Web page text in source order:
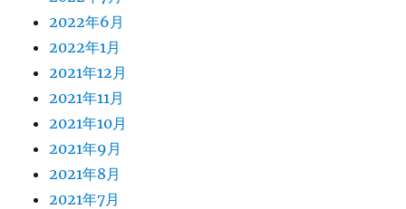
2022年6月
2022年1月
2021年12月
2021年11月
2021年10月
2021年9月
2021年8月
2021年7月